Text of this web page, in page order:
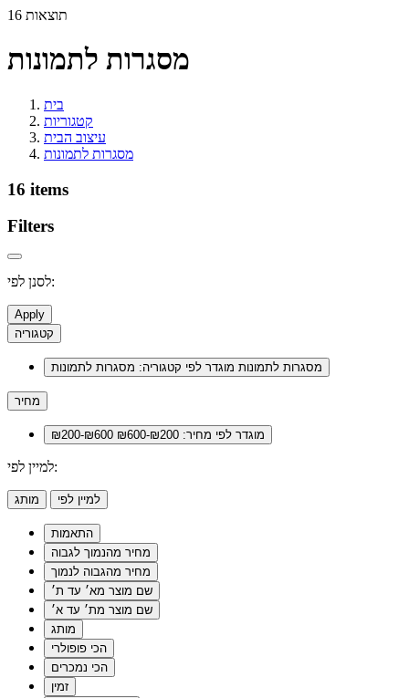
16 תוצאות
מסגרות לתמונות
בית
קטגוריות
עיצוב הבית
מסגרות לתמונות
16 items
Filters
לסנן לפי:
Apply
קטגוריה
מסגרות לתמונות מוגדר לפי קטגוריה: מסגרות לתמונות
מחיר
₪200-₪600 מוגדר לפי מחיר: ₪200-₪600
למיין לפי:
מותג למיין לפי
התאמות
מחיר מהנמוך לגבוה
מחיר מהגבוה לנמוך
שם מוצר מא׳ עד ת׳
שם מוצר מת׳ עד א׳
מותג
הכי פופולרי
הכי נמכרים
זמין